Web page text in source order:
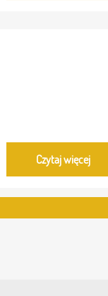
Czytaj więcej